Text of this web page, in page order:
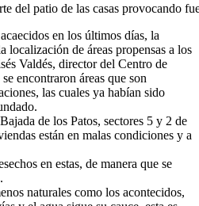
del patio de las casas provocando
en los últimos días, la
localización de áreas propensas a los
Valdés, director del Centro de
encontraron áreas que son
las cuales ya habían sido
de los Patos, sectores 5 y 2 de
están en malas condiciones y a
en estas, de manera que se
naturales como los acontecidos,